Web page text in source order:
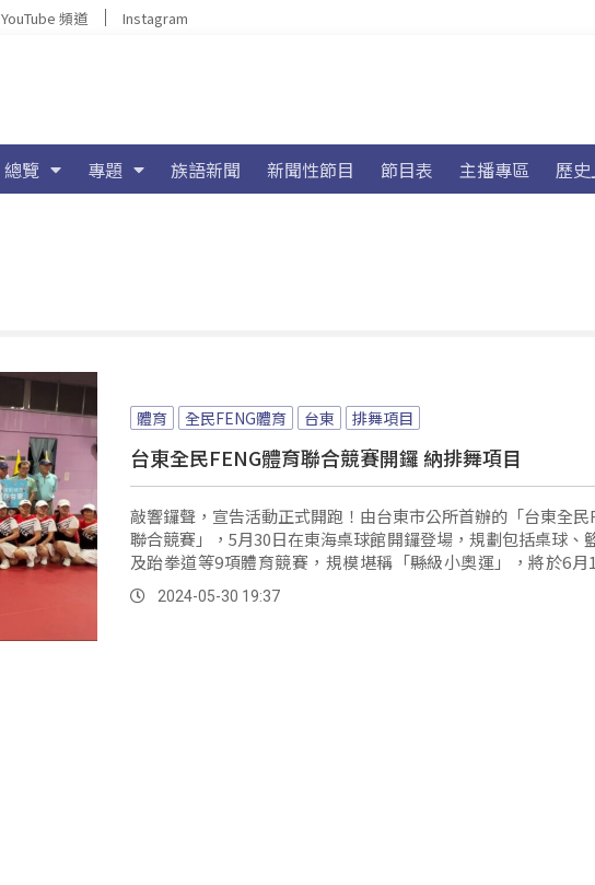
YouTube 頻道 Instagram
總覽 專題 族語新聞 新聞性節目 節目表 主播專區 歷
體育 全民FENG體育 台東 排舞項目
台東全民FENG體育聯合競賽開鑼 納排舞項目
敲響鑼聲，宣告活動正式開跑！由台東市公所首辦的「台東全民
聯合競賽」，5月30日在東海桌球館開鑼登場，規劃包括桌球、
及跆拳道等9項體育競賽，規模堪稱「縣級小奧運」，將於6月
27日陸續開賽。
2024-05-30 19:37